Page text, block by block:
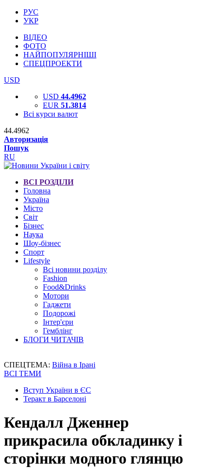
РУС
УКР
ВІДЕО
ФОТО
НАЙПОПУЛЯРНІШІ
СПЕЦПРОЕКТИ
USD
USD 44.4962
EUR 51.3814
Всі курси валют
44.4962
Авторизація
Пошук
RU
ВСІ РОЗДІЛИ
Головна
Україна
Місто
Світ
Бізнес
Наука
Шоу-бізнес
Спорт
Lifestyle
Всі новини розділу
Fashion
Food&Drinks
Мотори
Гаджети
Подорожі
Інтер'єри
Гемблінг
БЛОГИ ЧИТАЧІВ
СПЕЦТЕМА: Війна в Ірані
ВСІ ТЕМИ
Вступ України в ЄС
Теракт в Барселоні
Кендалл Дженнер
прикрасила обкладинку і
сторінки модного глянцю